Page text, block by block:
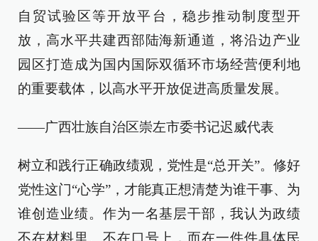
自贸试验区等开放平台，稳步推动制度型开
放，高水平共建西部陆海新通道，将沿边产业
园区打造成为国内国际双循环市场经营便利地
的重要载体，以高水平开放促进高质量发展。
——广西壮族自治区崇左市委书记迟威代表
树立和践行正确政绩观，党性是“总开关”。修好
党性这门“心学”，才能真正想清楚为谁干事、为
谁创造业绩。作为一名基层干部，我认为政绩
不在材料里、不在口号上，而在一件件具体民